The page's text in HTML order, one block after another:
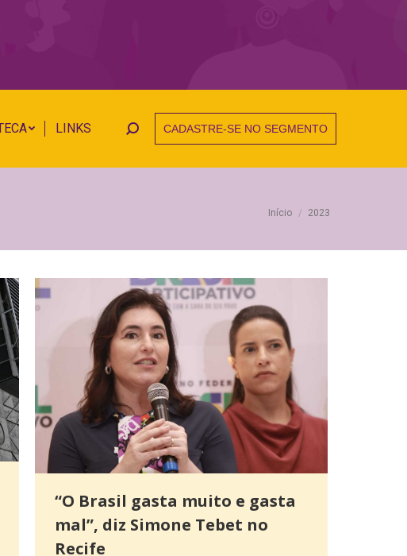
LINKS Search:CADASTRE-SE NO SEGMENTO
Você está
Início 2023
“O Brasil gasta muito e gasta
mal”, diz Simone Tebet no
Recife